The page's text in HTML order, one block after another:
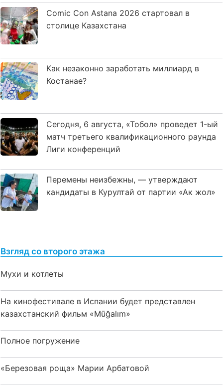
Comic Con Astana 2026 стартовал в
столице Казахстана
Как незаконно заработать миллиард в
Костанае?
Сегодня, 6 августа, «Тобол» проведет 1-ый
матч третьего квалификационного раунда
Лиги конференций
Перемены неизбежны, — утверждают
кандидаты в Курултай от партии «Ак жол»
Взгляд со второго этажа
Мухи и котлеты
На кинофестивале в Испании будет представлен
казахстанский фильм «Mūğalım»
Полное погружение
«Березовая роща» Марии Арбатовой